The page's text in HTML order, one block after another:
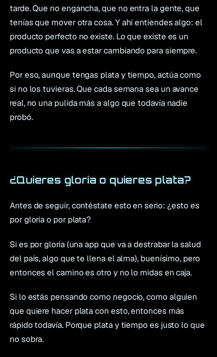
tarde. Que no engancha, que no entra la gente, que
tenías que mover otra cosa. Y ahí entiendes algo: el
producto perfecto no existe. Lo que existe es un
producto que vas a estar cambiando para siempre.
Por eso, aunque tengas plata y tiempo, actúa como
si no los tuvieras. Que cada semana sea un avance
real, no una pulida más a algo que todavía nadie
probó.
¿Quieres gloria o quieres plata?
Antes de seguir, contéstate esto en serio: ¿esto es
por gloria o por plata?
Si es por gloria (una app que va a destrabar la salud
del país, algo que te llena el alma), buenísimo, pero
entonces el camino es otro y no lo midas en caja.
Si lo estás pensando como negocio, como alguien
que quiere hacer plata con esto, entonces más
rápido todavía. Porque plata y tiempo es justo lo que
no sobra.